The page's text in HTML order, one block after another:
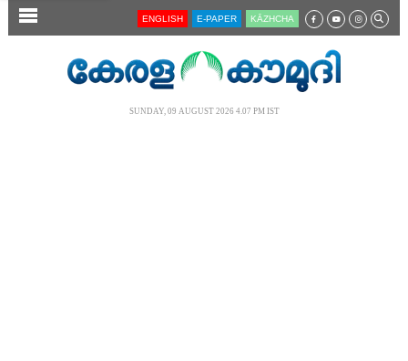
SECTIONS ENGLISH E-PAPER KĀZHCHA
SUNDAY, 09 AUGUST 2026 4.07 PM IST